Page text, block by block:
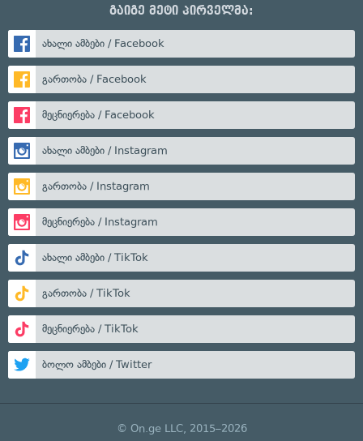
გაიგე მეტი პირველმა:
ახალი ამბები / Facebook
გართობა / Facebook
მეცნიერება / Facebook
ახალი ამბები / Instagram
გართობა / Instagram
მეცნიერება / Instagram
ახალი ამბები / TikTok
გართობა / TikTok
მეცნიერება / TikTok
ბოლო ამბები / Twitter
© On.ge LLC, 2015–2026